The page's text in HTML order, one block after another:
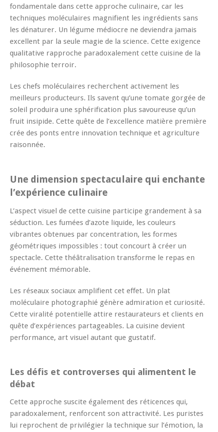
fondamentale dans cette approche culinaire, car les
techniques moléculaires magnifient les ingrédients sans
les dénaturer. Un légume médiocre ne deviendra jamais
excellent par la seule magie de la science. Cette exigence
qualitative rapproche paradoxalement cette cuisine de la
philosophie terroir.
Les chefs moléculaires recherchent activement les
meilleurs producteurs. Ils savent qu’une tomate gorgée de
soleil produira une sphérification plus savoureuse qu’un
fruit insipide. Cette quête de l’excellence matière première
crée des ponts entre innovation technique et agriculture
raisonnée.
Une dimension spectaculaire qui enchante
l’expérience culinaire
L’aspect visuel de cette cuisine participe grandement à sa
séduction. Les fumées d’azote liquide, les couleurs
vibrantes obtenues par concentration, les formes
géométriques impossibles : tout concourt à créer un
spectacle. Cette théâtralisation transforme le repas en
événement mémorable.
Les réseaux sociaux amplifient cet effet. Un plat
moléculaire photographié génère admiration et curiosité.
Cette viralité potentielle attire restaurateurs et clients en
quête d’expériences partageables. La cuisine devient
performance, art visuel autant que gustatif.
Les défis et controverses qui alimentent le
débat
Cette approche suscite également des réticences qui,
paradoxalement, renforcent son attractivité. Les puristes
lui reprochent de privilégier la technique sur l’émotion, la